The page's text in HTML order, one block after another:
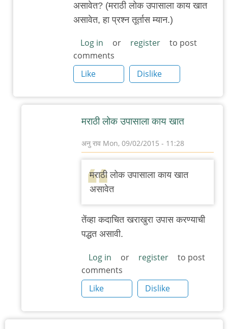
असावेत? (मराठी लोक उपासाला काय खात
असावेत, हा प्रश्न तूर्तास म्यान.)
Log in or register
to post
comments
Like
Dislike
मराठी लोक उपासाला काय खात
अनु राव Mon, 09/02/2015 - 11:28
reply
to
आणखी
by
'न'वी
बाजू
मराठी लोक उपासाला काय खात
असावेत
तेंव्हा कदाचित खराखुरा उपास करण्याची
पद्धत असावी.
Log in or register
to post
comments
Like
Dislike